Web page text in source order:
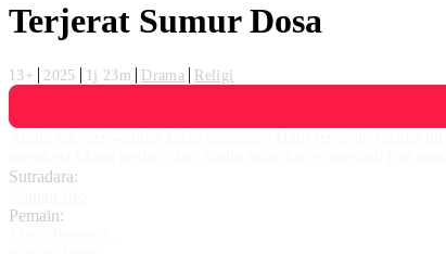
Terjerat Sumur Dosa
13+ 2025 1j 23m Drama
Religi
Sutradara:
Pemain: